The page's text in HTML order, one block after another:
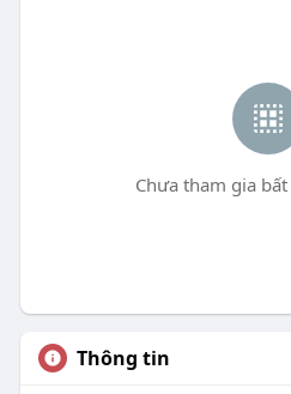
Chưa tham gia
Thông tin